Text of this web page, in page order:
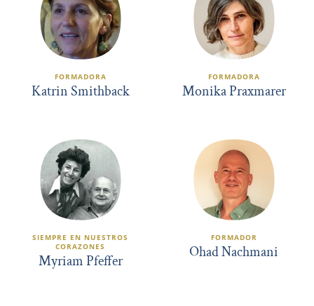
FORMADORA
Katrin Smithback
FORMADORA
Monika Praxmarer
SIEMPRE EN NUESTROS
CORAZONES
Myriam Pfeffer
FORMADOR
Ohad Nachmani